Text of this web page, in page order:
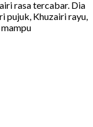
rasa tercabar. Dia
pujuk, Khuzairi rayu,